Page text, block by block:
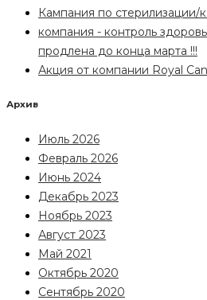
Кампания по стерилизации/
компания - контроль
продлена до конца марта !!!
Акция от компании Royal
Архив
Июль 2026
Февраль 2026
Июнь 2024
Декабрь 2023
Ноябрь 2023
Август 2023
Май 2021
Октябрь 2020
Сентябрь 2020